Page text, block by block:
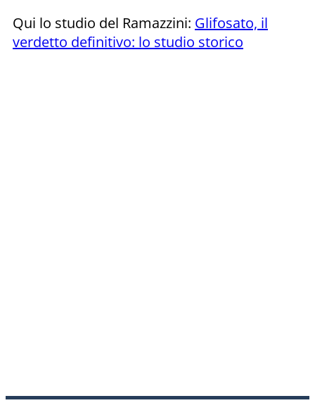
Qui lo studio del Ramazzini: Glifosato, il
verdetto definitivo: lo studio storico